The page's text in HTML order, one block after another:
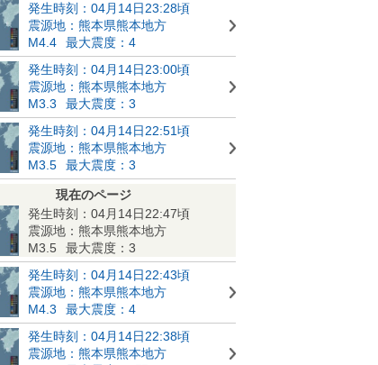
発生時刻：04月14日23:28頃
震源地：熊本県熊本地方
M4.4
最大震度：4
発生時刻：04月14日23:00頃
震源地：熊本県熊本地方
M3.3
最大震度：3
発生時刻：04月14日22:51頃
震源地：熊本県熊本地方
M3.5
最大震度：3
現在のページ
発生時刻：04月14日22:47頃
震源地：熊本県熊本地方
M3.5
最大震度：3
発生時刻：04月14日22:43頃
震源地：熊本県熊本地方
M4.3
最大震度：4
発生時刻：04月14日22:38頃
震源地：熊本県熊本地方